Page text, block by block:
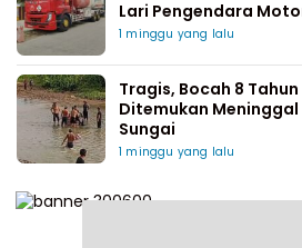
Lari Pengendara
1 minggu yang lalu
Tragis, Bocah 8
Ditemukan
Sungai
1 minggu yang lalu